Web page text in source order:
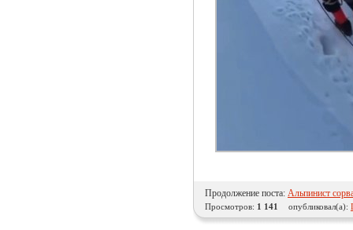
Продолжение поста: Альпинист
Просмотров: 1 141 опубликовал(а):